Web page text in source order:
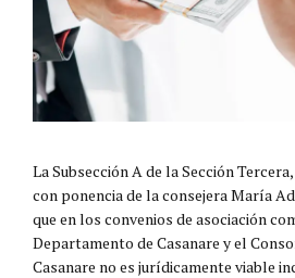
La Subsección A de la Sección
con ponencia de la consejera María
que en los convenios de asociación
Departamento de Casanare y el
Casanare no es jurídicamente viable